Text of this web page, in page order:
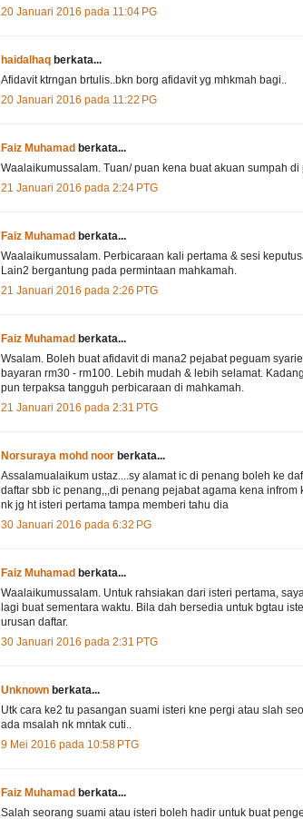
20 Januari 2016 pada 11:04 PG
haidalhaq berkata...
Afidavit ktrngan brtulis..bkn borg afidavit yg mhkmah bagi..
20 Januari 2016 pada 11:22 PG
Faiz Muhamad berkata...
Waalaikumussalam. Tuan/ puan kena buat akuan sumpah
21 Januari 2016 pada 2:24 PTG
Faiz Muhamad berkata...
Waalaikumussalam. Perbicaraan kali pertama & sesi
Lain2 bergantung pada permintaan mahkamah.
21 Januari 2016 pada 2:26 PTG
Faiz Muhamad berkata...
Wsalam. Boleh buat afidavit di mana2 pejabat peguam
bayaran rm30 - rm100. Lebih mudah & lebih selamat.
pun terpaksa tangguh perbicaraan di mahkamah.
21 Januari 2016 pada 2:31 PTG
Norsuraya mohd noor berkata...
Assalamualaikum ustaz....sy alamat ic di penang boleh ke
daftar sbb ic penang,,,di penang pejabat agama kena infrom
nk jg ht isteri pertama tampa memberi tahu dia
30 Januari 2016 pada 6:32 PG
Faiz Muhamad berkata...
Waalaikumussalam. Untuk rahsiakan dari isteri pertama,
lagi buat sementara waktu. Bila dah bersedia untuk bgtau
urusan daftar.
30 Januari 2016 pada 2:31 PTG
Unknown berkata...
Utk cara ke2 tu pasangan suami isteri kne pergi atau slah
ada msalah nk mntak cuti..
9 Mei 2016 pada 10:58 PTG
Faiz Muhamad berkata...
Salah seorang suami atau isteri boleh hadir untuk buat